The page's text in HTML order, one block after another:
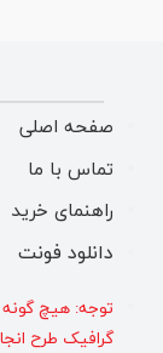
صفحه اصلی
تماس با ما
راهنمای خرید
دانلود فونت
توجه: هیچ
گرافیک طرح